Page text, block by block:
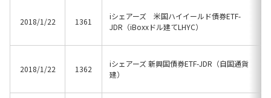
2018/1/22 1361
iシェアーズ 米国ハイイールド債券ETF-
JDR（iBoxxドル建てLHYC）
2018/1/22 1362
iシェアーズ 新興国債券ETF-JDR（自国通貨
建）